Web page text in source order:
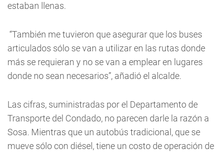
estaban llenas.
“También me tuvieron que asegurar que los buses
articulados sólo se van a utilizar en las rutas donde
más se requieran y no se van a emplear en lugares
donde no sean necesarios”, añadió el alcalde.
Las cifras, suministradas por el Departamento de
Transporte del Condado, no parecen darle la razón a
Sosa. Mientras que un autobús tradicional, que se
mueve sólo con diésel, tiene un costo de operación de